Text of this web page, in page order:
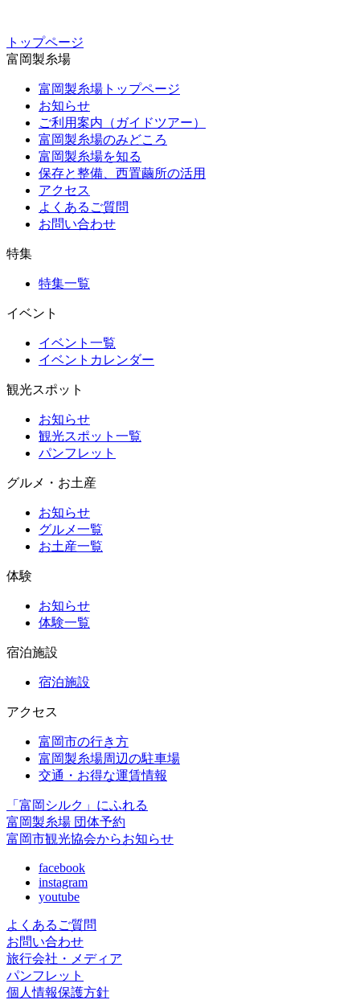
トップページ
富岡製糸場
富岡製糸場トップページ
お知らせ
ご利用案内（ガイドツアー）
富岡製糸場のみどころ
富岡製糸場を知る
保存と整備、西置繭所の活用
アクセス
よくあるご質問
お問い合わせ
特集
特集一覧
イベント
イベント一覧
イベントカレンダー
観光スポット
お知らせ
観光スポット一覧
パンフレット
グルメ・お土産
お知らせ
グルメ一覧
お土産一覧
体験
お知らせ
体験一覧
宿泊施設
宿泊施設
アクセス
富岡市の行き方
富岡製糸場周辺の駐車場
交通・お得な運賃情報
「富岡シルク」にふれる
富岡製糸場 団体予約
富岡市観光協会からお知らせ
facebook
instagram
youtube
よくあるご質問
お問い合わせ
旅行会社・メディア
パンフレット
個人情報保護方針